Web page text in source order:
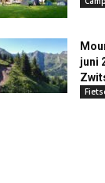
juni